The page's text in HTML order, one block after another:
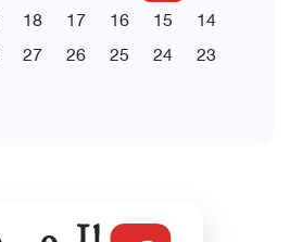
14
15
16
17
18
23
24
25
26
27